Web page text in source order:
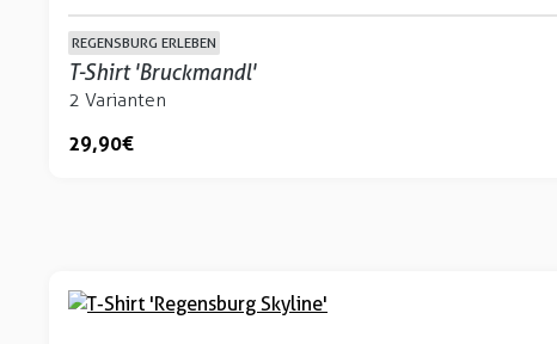
REGENSBURG ERLEBEN
T-Shirt 'Bruckmandl'
2 Varianten
29,90 €